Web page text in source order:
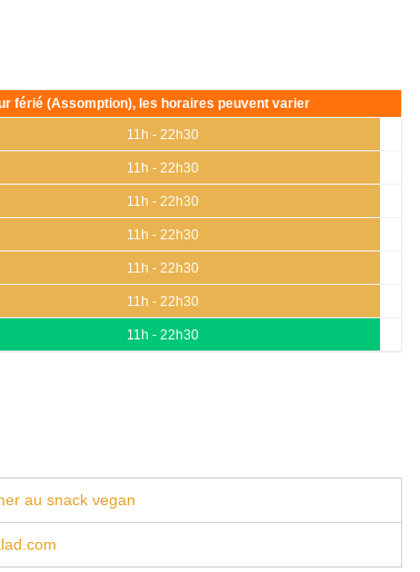
férié (Assomption), les horaires peuvent varier
11h - 22h30
11h - 22h30
11h - 22h30
11h - 22h30
11h - 22h30
11h - 22h30
11h - 22h30
au snack vegan